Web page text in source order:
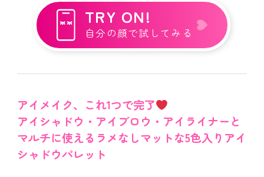
TRY ON!
自分の顔で試してみる
アイメイク、これ1つで完了
アイシャドウ・アイブロウ・アイライナーと
マルチに使えるラメなしマットな5色入りアイ
シャドウパレット